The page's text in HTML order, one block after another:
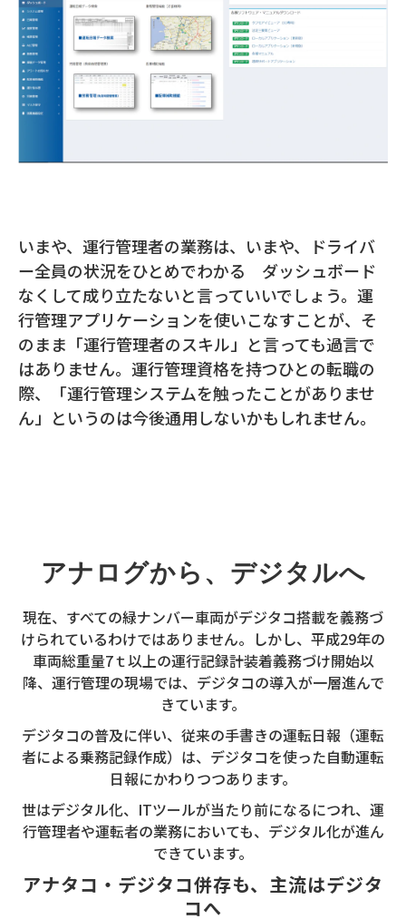
いまや、運行管理者の業務は、いまや、ドライバ
ー全員の状況をひとめでわかる ダッシュボード
なくして成り立たないと言っていいでしょう。運
行管理アプリケーションを使いこなすことが、そ
のまま「運行管理者のスキル」と言っても過言で
はありません。運行管理資格を持つひとの転職の
際、「運行管理システムを触ったことがありませ
ん」というのは今後通用しないかもしれません。
アナログから、デジタルへ
現在、すべての緑ナンバー車両がデジタコ搭載を義務づ
けられているわけではありません。しかし、平成29年の
車両総重量7ｔ以上の運行記録計装着義務づけ開始以
降、運行管理の現場では、デジタコの導入が一層進んで
きています。
デジタコの普及に伴い、従来の手書きの運転日報（運転
者による乗務記録作成）は、デジタコを使った自動運転
日報にかわりつつあります。
世はデジタル化、ITツールが当たり前になるにつれ、運
行管理者や運転者の業務においても、デジタル化が進ん
できています。
アナタコ・デジタコ併存も、主流はデジタ
コへ